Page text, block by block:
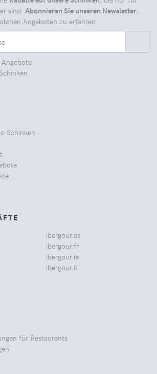
sind. Abonnieren Sie unseren Newsletter,
Angeboten zu erfahren.
Schinken
ibergour.es
ibergour.fr
ibergour.ie
ibergour.it
für Restaurants